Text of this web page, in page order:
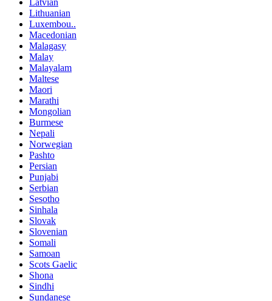
Latvian
Lithuanian
Luxembou..
Macedonian
Malagasy
Malay
Malayalam
Maltese
Maori
Marathi
Mongolian
Burmese
Nepali
Norwegian
Pashto
Persian
Punjabi
Serbian
Sesotho
Sinhala
Slovak
Slovenian
Somali
Samoan
Scots Gaelic
Shona
Sindhi
Sundanese